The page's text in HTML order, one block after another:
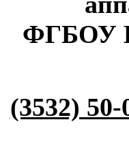
ФГБОУ
(3532) 50-